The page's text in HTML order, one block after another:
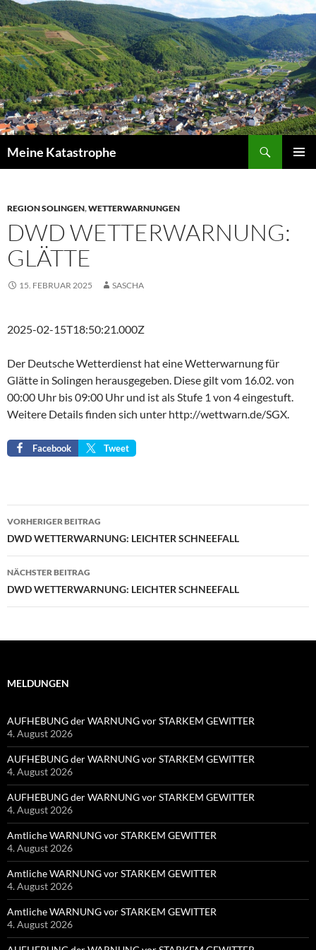
Zum
Inhalt
springen
Meine Katastrophe
REGION SOLINGEN,WETTERWARNUNGEN
DWD WETTERWARNUNG:
GLÄTTE
15. FEBRUAR 2025 SASCHA
2025-02-15T18:50:21.000Z
Der Deutsche Wetterdienst hat eine Wetterwarnung für
Glätte in Solingen herausgegeben. Diese gilt vom 16.02. von
00:00 Uhr bis 09:00 Uhr und ist als Stufe 1 von 4 eingestuft.
Weitere Details finden sich unter http://wettwarn.de/SGX.
Facebook Tweet
Beitragsnavigation
VORHERIGER BEITRAG
DWD WETTERWARNUNG: LEICHTER SCHNEEFALL
NÄCHSTER BEITRAG
DWD WETTERWARNUNG: LEICHTER SCHNEEFALL
MELDUNGEN
AUFHEBUNG der WARNUNG vor STARKEM GEWITTER
4. August 2026
AUFHEBUNG der WARNUNG vor STARKEM GEWITTER
4. August 2026
AUFHEBUNG der WARNUNG vor STARKEM GEWITTER
4. August 2026
Amtliche WARNUNG vor STARKEM GEWITTER
4. August 2026
Amtliche WARNUNG vor STARKEM GEWITTER
4. August 2026
Amtliche WARNUNG vor STARKEM GEWITTER
4. August 2026